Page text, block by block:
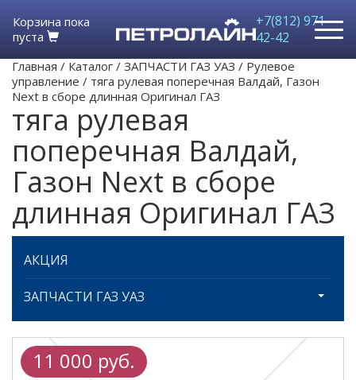
Корзина пока
пуста
+7(812) 971-
42-42
Главная / Каталог / ЗАПЧАСТИ ГАЗ УАЗ / Рулевое
управление / тяга рулевая поперечная Валдай, Газон
Next в сборе длинная Оригинал ГАЗ
тяга рулевая
поперечная Валдай,
Газон Next в сборе
длинная Оригинал ГАЗ
АКЦИЯ
ЗАПЧАСТИ ГАЗ УАЗ
11 000 руб.